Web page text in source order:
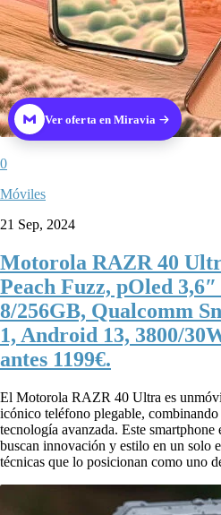
Ver oferta en Miravia
0
Móviles
21 Sep, 2024
Motorola RAZR 40
Peach Fuzz, pOled
8/256GB, Qualcomm
1, Android 13, 3800/
antes 1199€.
El Motorola RAZR 40 Ultra es
icónico teléfono plegable,
tecnología avanzada. Este smartphone
buscan innovación y estilo en un solo
técnicas que lo posicionan como uno